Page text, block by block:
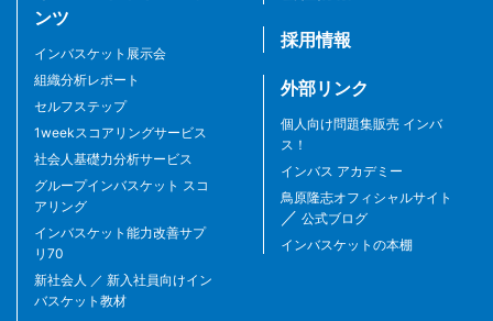
ンツ
インバスケット展示会
組織分析レポート
セルフステップ
1weekスコアリングサービス
社会人基礎力分析サービス
グループインバスケット スコ
アリング
インバスケット能力改善サプ
リ70
新社会人 ／ 新入社員向けイン
バスケット教材
採用情報
外部リンク
個人向け問題集販売 インバ
ス！
インバス アカデミー
鳥原隆志オフィシャルサイト
／ 公式ブログ
インバスケットの本棚